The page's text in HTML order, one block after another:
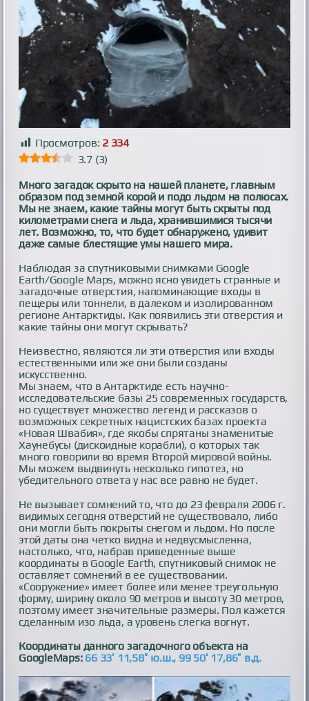
Просмотров: 2 334
3.7 (3)
Много загадок скрыто на нашей планете, главным
образом под земной корой и подо льдом на полюсах.
Мы не знаем, какие тайны могут быть скрыты под
километрами снега и льда, хранившимися тысячи
лет. Возможно, то, что будет обнаружено, удивит
даже самые блестящие умы нашего мира.
Наблюдая за спутниковыми снимками Google
Earth/Google Maps, можно ясно увидеть странные и
загадочные отверстия, напоминающие входы в
пещеры или тоннели, в далеком и изолированном
регионе Антарктиды. Как появились эти отверстия и
какие тайны они могут скрывать?
Неизвестно, являются ли эти отверстия или входы
естественными или же они были созданы
искусственно.
Мы знаем, что в Антарктиде есть научно-
исследовательские базы 25 современных государств,
но существует множество легенд и рассказов о
возможных секретных нацистских базах проекта
«Новая Швабия», где якобы спрятаны знаменитые
Хаунебусы (дискоидные корабли), о которых так
много говорили во время Второй мировой войны.
Мы можем выдвинуть несколько гипотез, но
убедительного ответа у нас все равно не будет.
Не вызывает сомнений то, что до 23 февраля 2006 г.
видимых сегодня отверстий не существовало, либо
они могли быть покрыты снегом и льдом. Но после
этой даты она четко видна и недвусмысленна,
настолько, что, набрав приведенные выше
координаты в Google Earth, спутниковый снимок не
оставляет сомнений в ее существовании.
«Сооружение» имеет более или менее треугольную
форму, ширину около 90 метров и высоту 30 метров,
поэтому имеет значительные размеры. Пол кажется
сделанным изо льда, а уровень слегка вогнут.
Координаты данного загадочного объекта на
GoogleMaps: 66 33′ 11,58″ ю.ш., 99 50′ 17,86″ в.д.